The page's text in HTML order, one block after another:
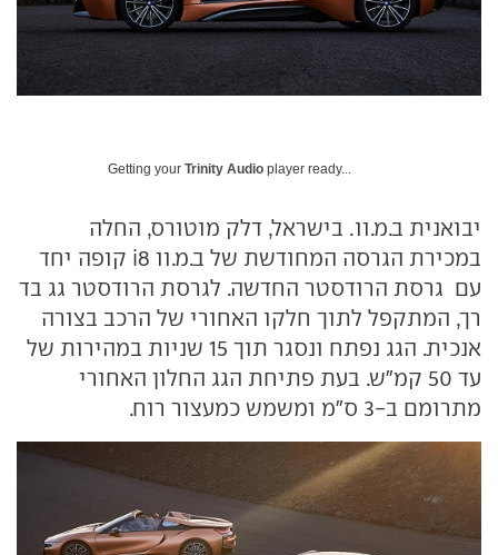
Getting your Trinity Audio player ready...
יבואנית ב.מ.וו. בישראל, דלק מוטורס, החלה
במכירת הגרסה המחודשת של ב.מ.וו i8 קופה יחד
עם גרסת הרודסטר החדשה. לגרסת הרודסטר גג בד
רך, המתקפל לתוך חלקו האחורי של הרכב בצורה
אנכית. הגג נפתח ונסגר תוך 15 שניות במהירות של
עד 50 קמ"ש. בעת פתיחת הגג החלון האחורי
מתרומם ב-3 ס"מ ומשמש כמעצור רוח.